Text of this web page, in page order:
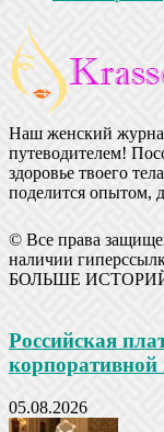
Наш женский
путеводителем!
здоровье твоего
поделится опытом,
© Все права
наличии
БОЛЬШЕ
Российская
05.08.2026